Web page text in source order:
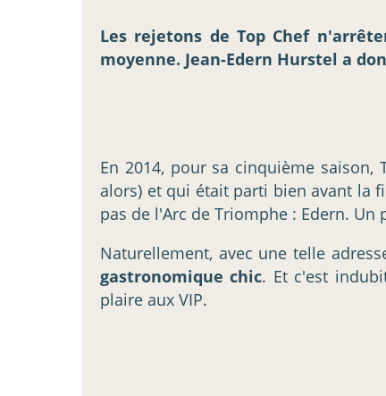
Les rejetons de Top Chef
moyenne. Jean-Edern Hurstel a
En 2014, pour sa cinquième saison,
alors) et qui était parti bien avant la
pas de l'Arc de Triomphe : Edern. Un
Naturellement, avec une telle
gastronomique chic. Et c'est
plaire aux VIP.